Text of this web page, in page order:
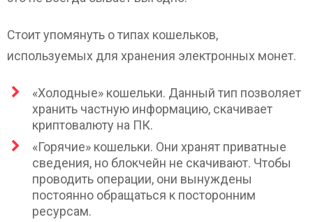
Стоит упомянуть о типах кошельков,
используемых для хранения электронных монет.
«Холодные» кошельки. Данный тип позволяет
хранить частную информацию, скачивает
криптовалюту на ПК.
«Горячие» кошельки. Они хранят приватные
сведения, но блокчейн не скачивают. Чтобы
проводить операции, они вынуждены
постоянно обращаться к посторонним
ресурсам.